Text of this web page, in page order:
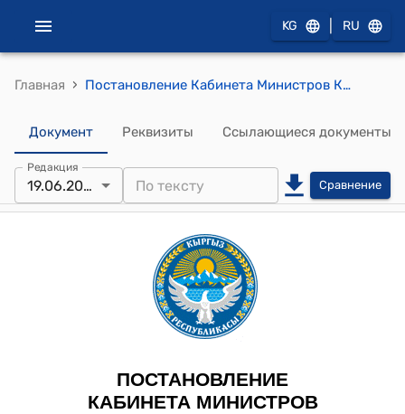
KG RU
Главная › Постановление Кабинета Министров КР от 19 июня 2024 года № 321 "О передаче нежилых помещений и земельных участков в муниципальную собственность мэрии города Джалал-Абад"
Документ Реквизиты Ссылающиеся документы
Редакция
19.06.2024 Сравнение